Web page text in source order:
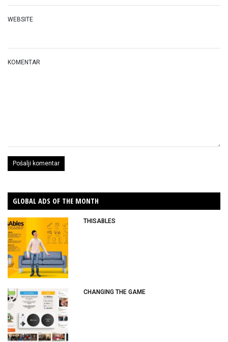
WEBSITE
KOMENTAR
GLOBAL ADS OF THE MONTH
THISABLES
CHANGING THE GAME